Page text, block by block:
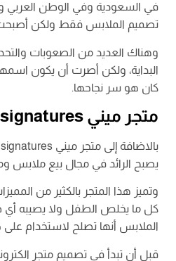
في السعودية وفي الوطن العربي
تصميم الملابس فقط ولكن أصبحت
وهناك العديد من الصعوبات
البداية، ولكن أصرت أن يكون اسمها
كان هو سر نجاحها.
متجر ميني Mini signatures
يصبح الرائد في مجال بيع ملابس
وتميز هذا المتجر بالكثير من
كل ما يخلص الطفل ولا يصيبه أي
الملابس أنها تصلح لاستخدام
قبل أن تبدأ في تصميم متجر